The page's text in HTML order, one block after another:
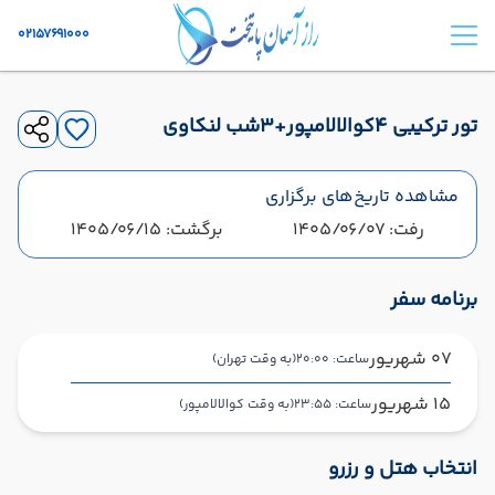
02157691000
تور ترکیبی 4کوالالامپور+3شب لنکاوی
مشاهده تاریخ‌های برگزاری
رفت: 1405/06/07
برگشت: 1405/06/15
برنامه سفر
07 شهریور ساعت: 20:00 (به وقت تهران)
15 شهریور ساعت: 23:55 (به وقت کوالالامپور)
شروع سفر تهران ,
فرودگاه بین‌المللی امام خمینی IKAانتخاب هتل و رزرو